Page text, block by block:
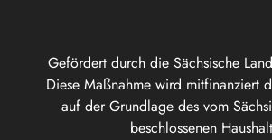
Gefördert durch die Sächsische
Diese Maßnahme wird mitfinanziert
auf der Grundlage des vom
beschlossenen